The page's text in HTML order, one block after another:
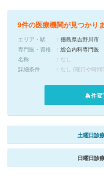
9件の医療機関が見つかり
エリア・駅
徳島県吉野川市
専門医・資格
総合内科専門医
名称
なし
詳細条件
なし (曜日や時
条件変
土曜日診
日曜日診